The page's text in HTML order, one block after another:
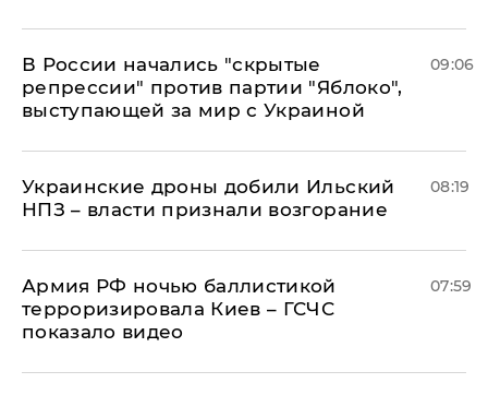
В России начались "скрытые
репрессии" против партии "Яблоко",
выступающей за мир с Украиной
09:06
Украинские дроны добили Ильский
НПЗ – власти признали возгорание
08:19
Армия РФ ночью баллистикой
терроризировала Киев – ГСЧС
показало видео
07:59